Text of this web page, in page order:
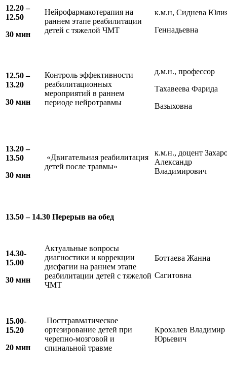
12.20 –
12.50
30 мин
Нейрофармакотерапия на
раннем этапе реабилитации
детей с тяжелой ЧМТ
к.м.н, Сиднева
Геннадьевна
12.50 –
13.20
30 мин
Контроль эффективности
реабилитационных
мероприятий в раннем
периоде нейротравмы
д.м.н., профессор
Тахавеева Фарида
Вазыховна
13.20 –
13.50
30 мин
«Двигательная реабилитация
детей после травмы»
к.м.н., доцент
Александр
Владимирович
13.50 – 14.30 Перерыв на обед
14.30-
15.00
30 мин
Актуальные вопросы
диагностики и коррекции
дисфагии на раннем этапе
реабилитации детей с тяжелой
ЧМТ
Боттаева Жанна
Сагитовна
15.00-
15.20
20 мин
Посттравматическое
ортезирование детей при
черепно-мозговой и
спинальной травме
Крохалев Владимир
Юрьевич